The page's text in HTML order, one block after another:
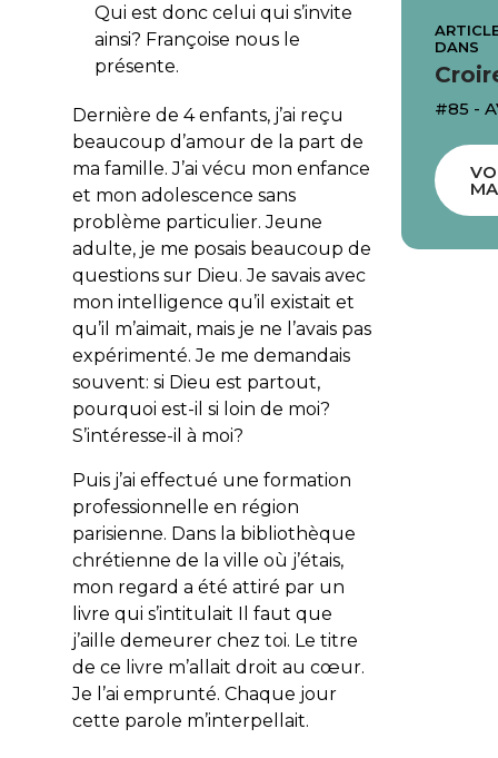
Qui est donc celui qui s’invite
ainsi? Françoise nous le
présente.
Dernière de 4 enfants, j’ai reçu
beaucoup d’amour de la part de
ma famille. J’ai vécu mon enfance
et mon adolescence sans
problème particulier. Jeune
adulte, je me posais beaucoup de
questions sur Dieu. Je savais avec
mon intelligence qu’il existait et
qu’il m’aimait, mais je ne l’avais pas
expérimenté. Je me demandais
souvent: si Dieu est partout,
pourquoi est-il si loin de moi?
S’intéresse-il à moi?
Puis j’ai effectué une formation
professionnelle en région
parisienne. Dans la bibliothèque
chrétienne de la ville où j’étais,
mon regard a été attiré par un
livre qui s’intitulait Il faut que
j’aille demeurer chez toi. Le titre
de ce livre m’allait droit au cœur.
Je l’ai emprunté. Chaque jour
cette parole m’interpellait.
DANS
#85 -